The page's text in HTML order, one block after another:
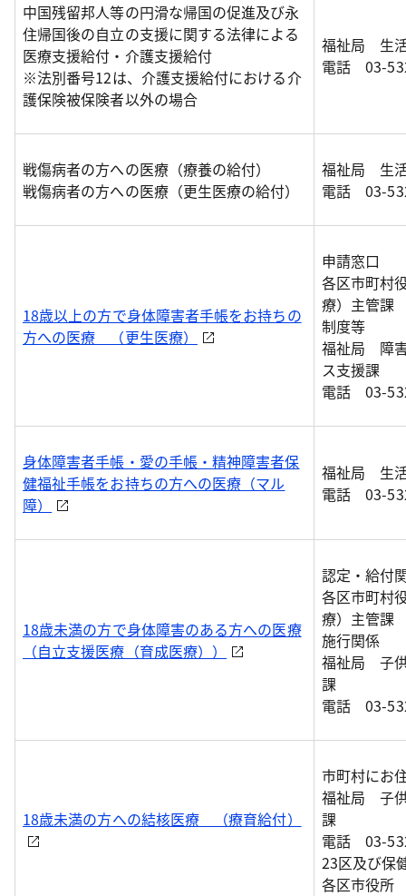
中国残留邦人等の円滑な帰国の促進及び永
住帰国後の自立の支援に関する法律による
医療支援給付・介護支援給付
※法別番号12は、介護支援給付における介
護保険被保険者以外の場合
福祉局 生
電話 03-
戦傷病者の方への医療（療養の給付）
戦傷病者の方への医療（更生医療の給付）
福祉局 生
電話 03-
18歳以上の方で身体障害者手帳をお持ちの
方への医療 （更生医療）
申請窓口
各区市町村
療）主管課
制度等
福祉局 障
ス支援課
電話 03-
身体障害者手帳・愛の手帳・精神障害者保
健福祉手帳をお持ちの方への医療（マル
障）
福祉局 生
電話 03-
18歳未満の方で身体障害のある方への医療
（自立支援医療（育成医療））
認定・給付
各区市町村
療）主管課
施行関係
福祉局 子
課
電話 03-
18歳未満の方への結核医療 （療育給付）
市町村にお
福祉局 子
課
電話 03-
23区及び保
各区市役所